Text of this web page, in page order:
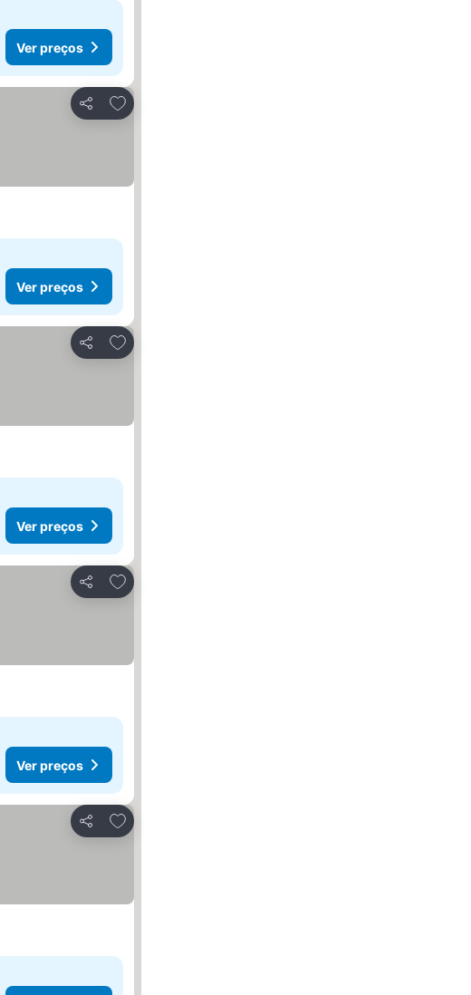
Ver preços
Partilhar
Adicionar aos favoritos
Ver preços
Partilhar
Adicionar aos favoritos
Ver preços
Partilhar
Adicionar aos favoritos
Ver preços
Partilhar
Adicionar aos favoritos